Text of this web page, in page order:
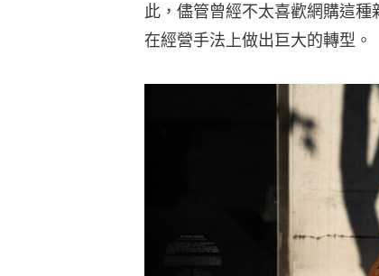
此，儘管曾經不太喜歡網購這種
在經營手法上做出巨大的轉型。